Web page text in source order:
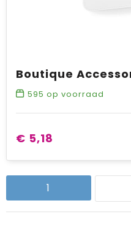
Boutique
595 op voorraad
€ 5,18
1